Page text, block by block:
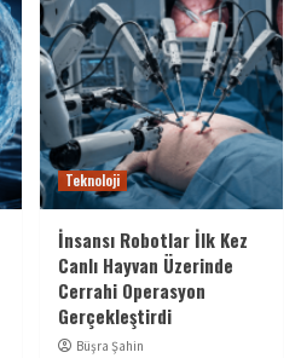
Teknoloji
İnsansı Robotlar İlk Kez
Canlı Hayvan Üzerinde
Cerrahi Operasyon
Gerçekleştirdi
Büşra Şahin